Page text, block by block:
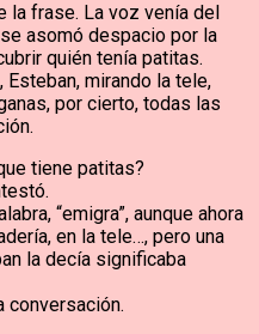
la frase. La voz venía del
asomó despacio por la
quién tenía patitas.
mirando la tele,
por cierto, todas las
tiene patitas?
“emigra”, aunque ahora
en la tele…, pero una
la decía significaba
conversación.